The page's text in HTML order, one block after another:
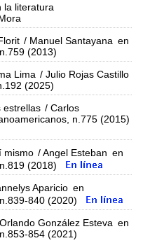
la literatura
/ Manuel Santayana en
(2013)
Lima / Julio Rojas Castillo
(2025)
estrellas / Carlos
n.775 (2015)
mismo / Angel Esteban en
(2018)
Aparicio en
840 (2020)
González Esteva en
854 (2021)